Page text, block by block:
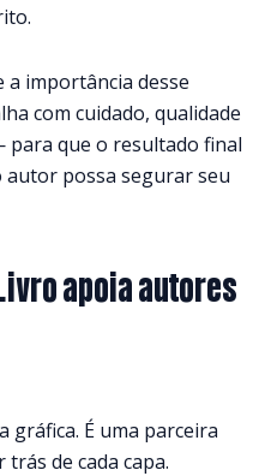
a importância desse
com cuidado, qualidade
que o resultado final
possa segurar seu
apoia autores
gráfica. É uma parceira
de cada capa.